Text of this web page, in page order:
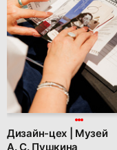
Дизайн-цех | Музей
А. С. Пушкина